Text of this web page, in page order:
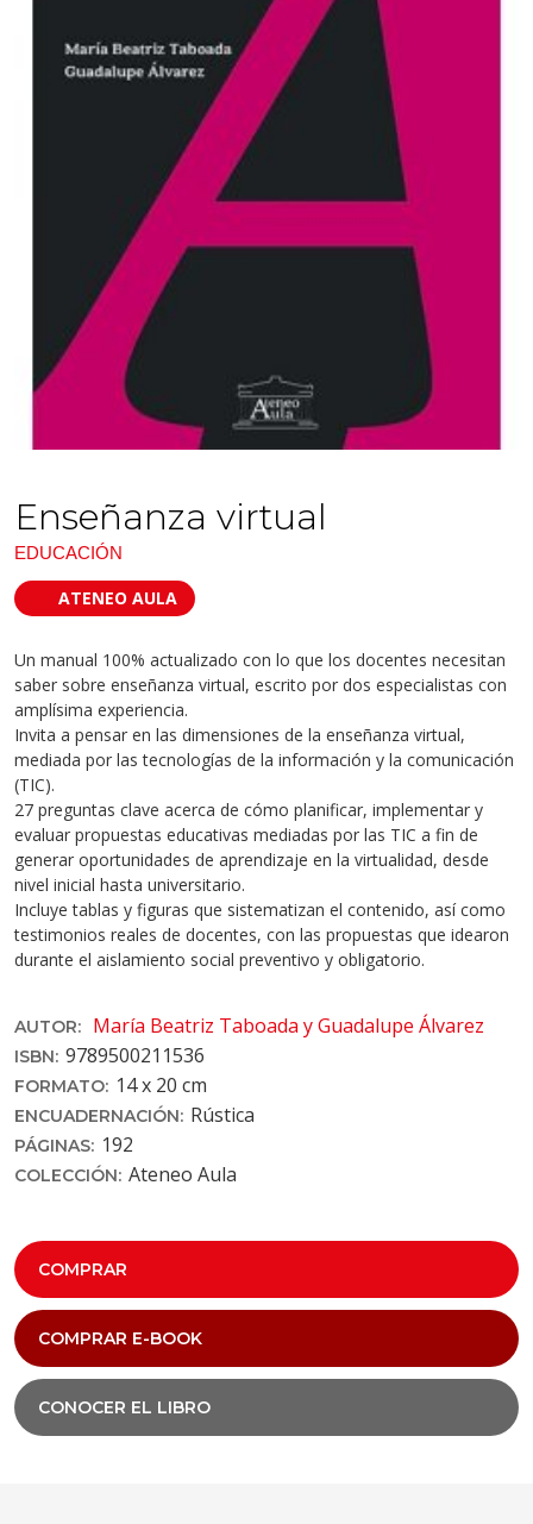
Enseñanza virtual
EDUCACIÓN
ATENEO AULA
Un manual 100% actualizado con lo que los docentes necesitan
saber sobre enseñanza virtual, escrito por dos especialistas con
amplísima experiencia.
Invita a pensar en las dimensiones de la enseñanza virtual,
mediada por las tecnologías de la información y la comunicación
(TIC).
27 preguntas clave acerca de cómo planificar, implementar y
evaluar propuestas educativas mediadas por las TIC a fin de
generar oportunidades de aprendizaje en la virtualidad, desde
nivel inicial hasta universitario.
Incluye tablas y figuras que sistematizan el contenido, así como
testimonios reales de docentes, con las propuestas que idearon
durante el aislamiento social preventivo y obligatorio.
AUTOR: María Beatriz Taboada y Guadalupe Álvarez
ISBN: 9789500211536
FORMATO: 14 x 20 cm
ENCUADERNACIÓN: Rústica
PÁGINAS: 192
COLECCIÓN: Ateneo Aula
COMPRAR
COMPRAR E-BOOK
CONOCER EL LIBRO